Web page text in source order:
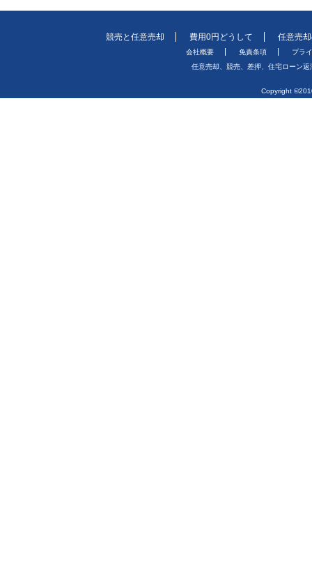
競売と任意売却 費用0円どうして 任意売
会社概要 免責条項
プラ
任意売却、競売、差押、住宅ローン
Copyright